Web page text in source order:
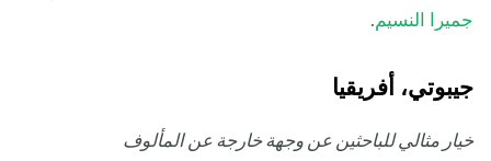
جميرا النسيم.
جيبوتي، أفريقيا
خيار مثالي للباحثين عن وجهة خارجة عن المألوف